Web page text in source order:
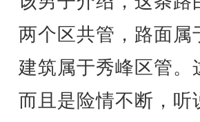
两个区共管，路面属
建筑属于秀峰区管
而且是险情不断，听